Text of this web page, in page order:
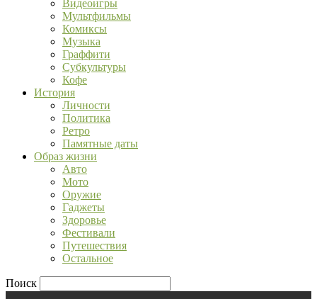
Видеоигры
Мультфильмы
Комиксы
Музыка
Граффити
Субкультуры
Кофе
История
Личности
Политика
Ретро
Памятные даты
Образ жизни
Авто
Мото
Оружие
Гаджеты
Здоровье
Фестивали
Путешествия
Остальное
Поиск